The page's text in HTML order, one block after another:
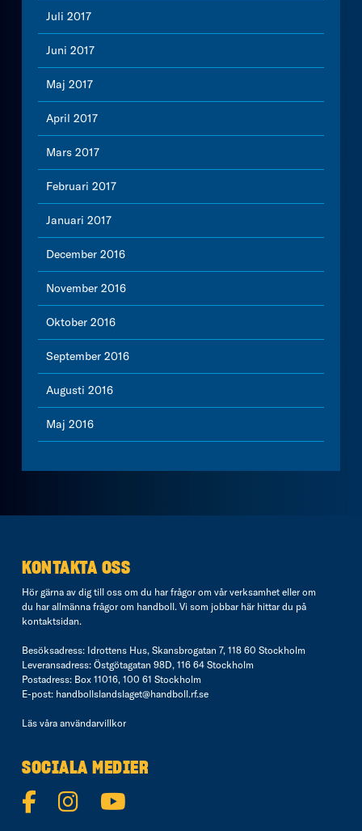
Juli 2017
Juni 2017
Maj 2017
April 2017
Mars 2017
Februari 2017
Januari 2017
December 2016
November 2016
Oktober 2016
September 2016
Augusti 2016
Maj 2016
KONTAKTA OSS
Hör gärna av dig till oss om du har frågor om vår verksamhet eller om
du har allmänna frågor om handboll. Vi som jobbar här hittar du på
kontaktsidan.
Besöksadress: Idrottens Hus, Skansbrogatan 7, 118 60 Stockholm
Leveransadress: Östgötagatan 98D, 116 64 Stockholm
Postadress: Box 11016, 100 61 Stockholm
E-post: handbollslandslaget@handboll.rf.se
Läs våra användarvillkor
SOCIALA MEDIER